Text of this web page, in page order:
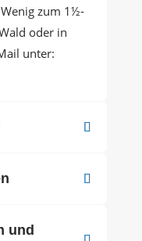
zum 1½-
oder in
unter:
und